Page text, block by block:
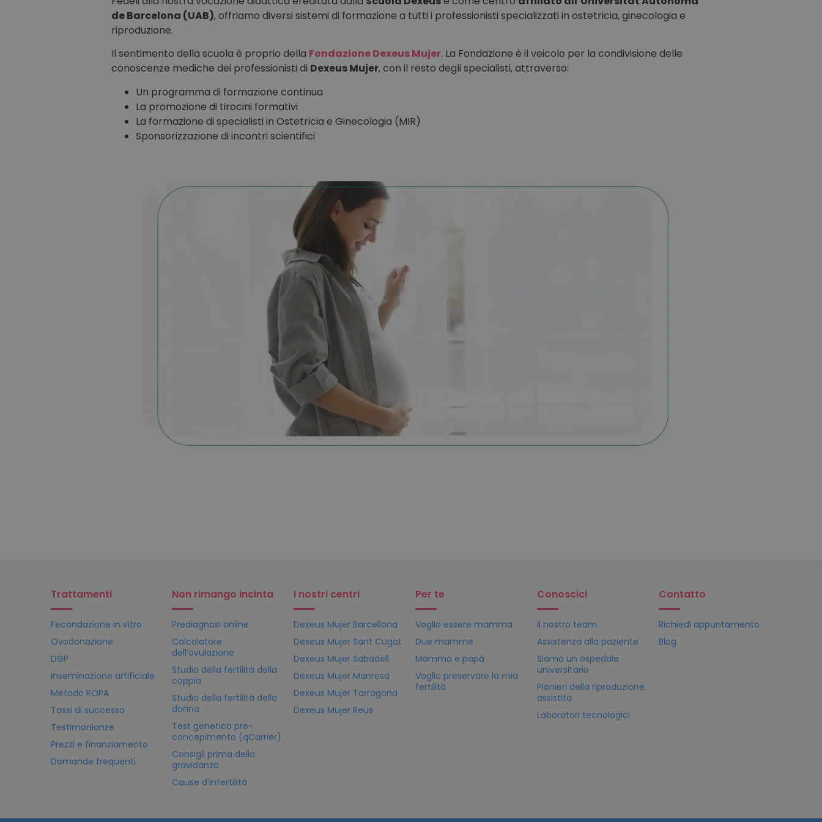
de Barcelona (UAB), offriamo diversi sistemi di formazione a tutti i professionisti specializzati in ostetricia, ginecologia e
riproduzione.
Il sentimento della scuola è proprio della Fondazione Dexeus Mujer. La Fondazione è il veicolo per la condivisione delle
conoscenze mediche dei professionisti di Dexeus Mujer, con il resto degli specialisti, attraverso:
Un programma di formazione continua
La promozione di tirocini formativi
La formazione di specialisti in Ostetricia e Ginecologia (MIR)
Sponsorizzazione di incontri scientifici
Trattamenti
Fecondazione in vitro
Ovodonazione
DGP
Inseminazione artificiale
Metodo ROPA
Tassi di successo
Testimonianze
Prezzi e finanziamento
Domande frequenti
Non rimango incinta
Prediagnosi online
Calcolatore
dell’ovulazione
Studio della fertilità della
coppia
Studio della fertilità della
donna
Test genetico pre-
concepimento (qCarrier)
Consigli prima della
gravidanza
Cause d’infertilità
I nostri centri
Dexeus Mujer Barcellona
Dexeus Mujer Sant Cugat
Dexeus Mujer Sabadell
Dexeus Mujer Manresa
Dexeus Mujer Tarragona
Dexeus Mujer Reus
Per te
Voglio essere mamma
Due mamme
Mamma e papà
Voglio preservare la mia
fertilità
Conoscici
Il nostro team
Assistenza alla paziente
Siamo un ospedale
universitario
Pionieri della riproduzione
assistita
Laboratori tecnologici
Contatto
Richiedi appuntamento
Blog